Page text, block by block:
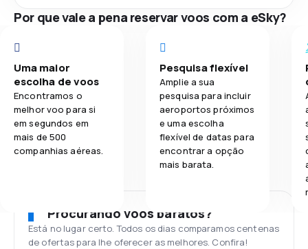
Por que vale a pena reservar voos com a eSky?
Uma maior
escolha de voos
Encontramos o
melhor voo para si
em segundos em
mais de 500
companhias aéreas.
Pesquisa flexível
Amplie a sua
pesquisa para incluir
aeroportos próximos
e uma escolha
flexível de datas para
encontrar a opção
mais barata.
Procurando voos baratos?
Está no lugar certo. Todos os dias comparamos centenas
de ofertas para lhe oferecer as melhores. Confira!